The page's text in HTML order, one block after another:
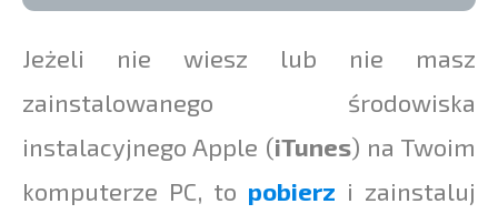
Jeżeli nie wiesz lub nie masz
zainstalowanego środowiska
instalacyjnego Apple (iTunes) na Twoim
komputerze PC, to pobierz i zainstaluj